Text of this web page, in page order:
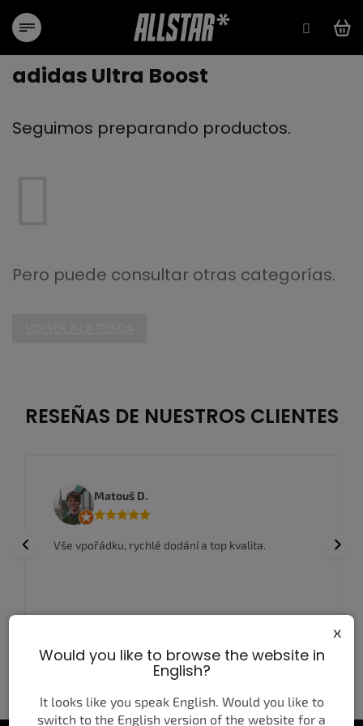
contenido
adidas Ultra Boost
Seguimos preparando productos.
Pero puede consultar otras categorías.
RESEÑAS DE NUESTROS CLIENTES
Previous
Matouš D.
Vše vpořádku, rychlé dodání a top kvalita. Next
ESCRIBIR UNA RESEÑA
Would you like to browse the website in
English?
x
It looks like you speak English. Would you like to
switch to the English version of the website for a